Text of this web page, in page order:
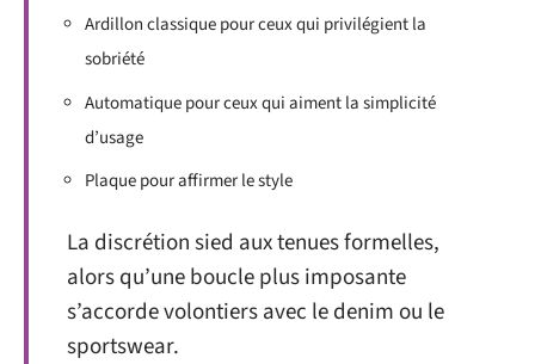
Ardillon classique pour ceux qui privilégient la
sobriété
Automatique pour ceux qui aiment la simplicité
d’usage
Plaque pour affirmer le style
La discrétion sied aux tenues formelles,
alors qu’une boucle plus imposante
s’accorde volontiers avec le denim ou le
sportswear.